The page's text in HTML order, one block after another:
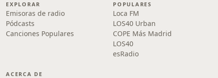
EXPLORAR
Emisoras de radio
Pódcasts
Canciones Populares
POPULARES
Loca FM
LOS40 Urban
COPE Más Madrid
LOS40
esRadio
ACERCA DE